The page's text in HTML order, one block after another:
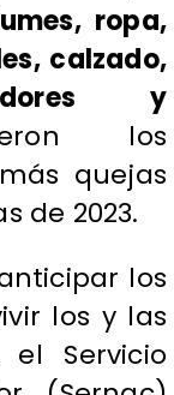
ropa,
calzado,
y
los
quejas
de 2023.
los
los y las
Servicio